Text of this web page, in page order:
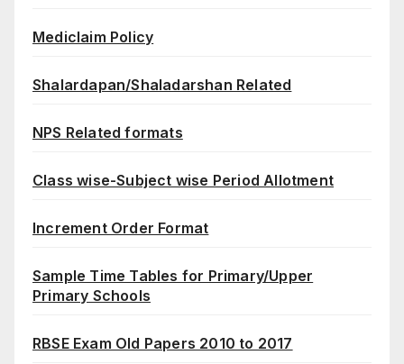
Mediclaim Policy
Shalardapan/Shaladarshan Related
NPS Related formats
Class wise-Subject wise Period Allotment
Increment Order Format
Sample Time Tables for Primary/Upper
Primary Schools
RBSE Exam Old Papers 2010 to 2017